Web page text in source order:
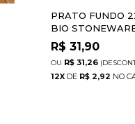
PRATO FUNDO
BIO
R$ 31,90
R$ 31,26
12X DE R$ 2,92